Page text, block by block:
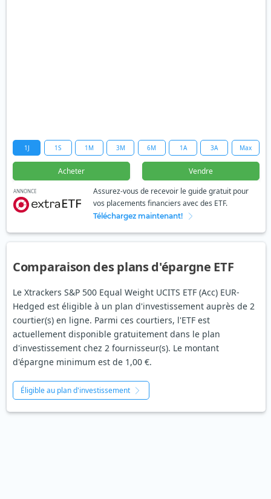
1J 1S 1M 3M 6M 1A 3A Max
Acheter Vendre
ANNONCE
Assurez-vous de recevoir le guide gratuit pour
vos placements financiers avec des ETF.
Téléchargez maintenant!
Comparaison des plans d'épargne ETF
Le Xtrackers S&P 500 Equal Weight UCITS ETF (Acc) EUR-
Hedged est éligible à un plan d'investissement auprès de 2
courtier(s) en ligne. Parmi ces courtiers, l'ETF est
actuellement disponible gratuitement dans le plan
d'investissement chez 2 fournisseur(s). Le montant
d'épargne minimum est de 1,00 €.
Éligible au plan d'investissement